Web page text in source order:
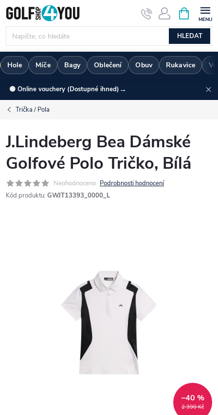
Přejít
na
obsah
HLEDAT
NÁKUPNÍ
KOŠÍK
Hole Míče Bagy Oblečení Obuv Rukavice
🟢 Online vouchery (Dostupné ihned) →
Trička / Pola
J.Lindeberg Bea Dámské
Golfové Polo Tričko, Bílá
Neohodnoceno Podrobnosti hodnocení
Kód produktu: GWJT13393_0000_L
2 390 Kč
–40 %